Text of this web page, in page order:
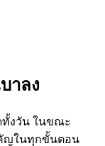
าลง
งวัน ในขณะ
ญในทุกขั้นตอน